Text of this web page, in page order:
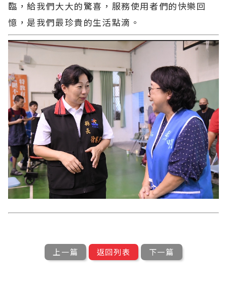
臨，給我們大大的驚喜，服務使用者們的快樂回
憶，是我們最珍貴的生活點滴。
上一篇 返回列表 下一篇